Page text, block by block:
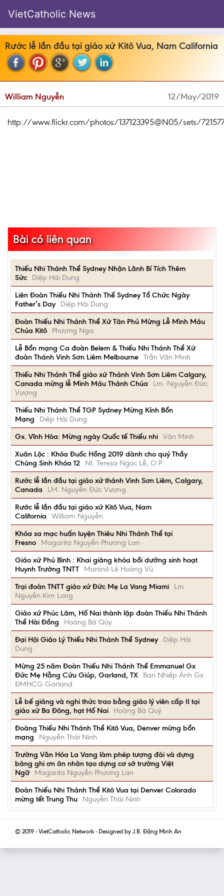
VietCatholic News
Rước lễ lần đầu tại giáo xứ Kitô Vua, Nam California
William Nguyễn 12/May/2019
http://www.flickr.com/photos/137123395@N05/sets/
Bài có liên quan
Thiếu Nhi Thánh Thể Sydney Nhận Lãnh Bí Tích Thêm
Sức
Diệp Hải Dung
Liên Đoàn Thiếu Nhi Thánh Thể Sydney Tổ Chức Ngày
Father’s Day
Diệp Hải Dung
Đoàn Thiếu Nhi Thánh Thể Xứ Tân Phú Mừng Lễ Mình Máu
Chúa Kitô
Phương Nga
Lễ Bổn mạng Ca đoàn Belem & Thiếu Nhi Thánh Thể Xứ
đoàn Thánh Vinh Sơn Liêm Melbourne Trần Văn Minh
Thiếu Nhi Thánh Thể giáo xứ Thánh Vinh Sơn Liêm Calgary,
Canada mừng lễ Mình Máu Thánh Chúa
Lm. Nguyễn Đức
Vượng
Thiếu Nhi Thánh Thể TGP Sydney Mừng Kính Bổn
Mạng
Diệp Hải Dung
Gx. Vĩnh Hòa: Mừng ngày Quốc tế Thiếu nhi Văn Minh
Xuân Lộc : Khóa Đuốc Hồng 2019 dành cho quý Thầy
Chủng Sinh Khóa 12
Nt. Teresa Ngọc Lễ, O.P
Rước lễ lần đầu tại giáo xứ thánh Vinh Sơn Liêm, Calgary,
Canada
LM. Nguyễn Đức Vượng
Rước lễ lần đầu tại giáo xứ Kitô Vua, Nam
California
William Nguyễn
Khóa sa mạc huấn luyện Thiêu Nhi Thánh Thể tại
Fresno
Magarita Nguyễn Phương Lan
Giáo xứ Phú Bình : Khai giảng khóa bồi dưỡng sinh hoạt
Huynh Trưởng TNTT
Martinô Lê Hoàng Vũ
Trại đoàn TNTT giáo xứ Đức Mẹ La Vang Miami
Lm.
Nguyễn Kim Long
Giáo xứ Phúc Lâm, Hố Nai thành lập đoàn Thiếu Nhi Thánh
Thể Hài Đồng
Hoàng Bá Qúy
Đại Hội Giáo Lý Thiếu Nhi Thánh Thể Sydney
Diệp Hải
Dung
Mừng 25 năm Đoàn Thiếu Nhi Thánh Thể Emmanuel Gx
Đức Mẹ Hằng Cứu Giúp, Garland, TX
Ban Nhiếp Ảnh Gx
ĐMHCG Garland
Lễ bế giảng và nghi thức trao bằng giáo lý viên cấp II tại
giáo xứ Ba Đông, hạt Hố Nai
Hoàng Bá Quý
Đoàng Thiếu Nhi Thánh Thể Kitô Vua, Denver mừng bổn
mạng
Nguyễn Thái Ninh
Trường Văn Hóa La Vang làm phép tượng đài và dựng
bảng ghi ơn ân nhân tạo dựng cơ sở trường Việt
Ngữ
Magarita Nguyễn Phương Lan
Đoàn Thiếu Nhi Thánh Thể Kitô Vua tại Denver Colorado
mừng tết Trung Thu
Nguyễn Thái Ninh
© 2019 - VietCatholic Network - Designed by J.B. Đặng Minh An